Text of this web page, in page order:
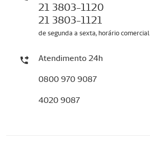
21 3803-1120
21 3803-1121
de segunda a sexta, horário comercial
Atendimento 24h
0800 970 9087
4020 9087